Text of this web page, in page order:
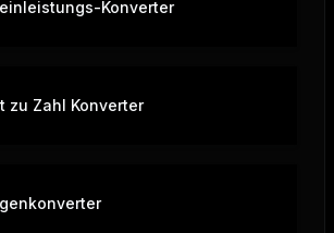
Konverter
zu Zahl Konverter